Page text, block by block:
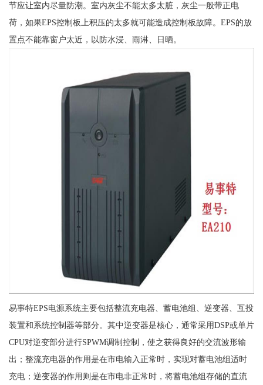
节应让室内尽量防潮。室内灰尘不能太多太脏，灰尘一般带正电
荷，如果EPS控制板上积压的太多就可能造成控制板故障。EPS的放
置点不能靠窗户太近，以防水浸、雨淋、日晒。
易事特EPS电源系统主要包括整流充电器、蓄电池组、逆变器、互投
装置和系统控制器等部分。其中逆变器是核心，通常采用DSP或单片
CPU对逆变部分进行SPWM调制控制，使之获得良好的交流波形输
出；整流充电器的作用是在市电输入正常时，实现对蓄电池组适时
充电；逆变器的作用则是在市电非正常时，将蓄电池组存储的直流